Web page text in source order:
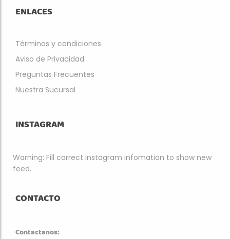
ENLACES
Términos y condiciones
Aviso de Privacidad
Preguntas Frecuentes
Nuestra Sucursal
INSTAGRAM
Warning: Fill correct instagram infomation to show new
feed.
CONTACTO
Contactanos: